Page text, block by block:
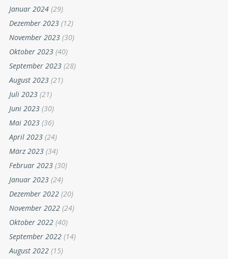
Januar 2024 (29)
Dezember 2023 (12)
November 2023 (30)
Oktober 2023 (40)
September 2023 (28)
August 2023 (21)
Juli 2023 (21)
Juni 2023 (30)
Mai 2023 (36)
April 2023 (24)
März 2023 (34)
Februar 2023 (30)
Januar 2023 (24)
Dezember 2022 (20)
November 2022 (24)
Oktober 2022 (40)
September 2022 (14)
August 2022 (15)